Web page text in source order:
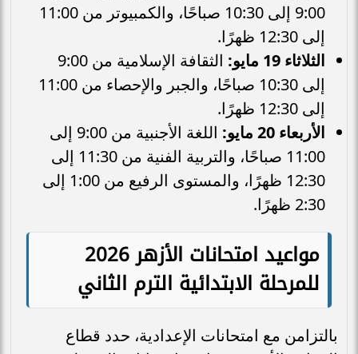
9:00 إلى 10:30 صباحًا، والكمبيوتر من 11:00
إلى 12:30 ظهرًا.
الثلاثاء 19 مايو:
الثقافة الإسلامية من 9:00
إلى 10:30 صباحًا، والجبر والإحصاء من 11:00
إلى 12:30 ظهرًا.
الأربعاء 20 مايو:
اللغة الأجنبية من 9:00 إلى
11:00 صباحًا، والتربية الفنية من 11:30 إلى
12:30 ظهرًا، والمستوى الرفيع من 1:00 إلى
2:30 ظهرًا.
مواعيد امتحانات الأزهر 2026
للمرحلة الابتدائية الترم الثاني
بالتزامن مع امتحانات الإعدادية، حدد قطاع